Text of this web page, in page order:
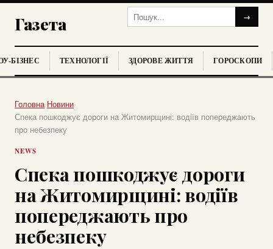
Газета →
БІЗНЕС ТЕХНОЛОГІЇ ЗДОРОВЕ ЖИТТЯ ГОРОСКОПИ
Головна›Новини›
Спека пошкоджує дороги на Житомирщині: водіїв попереджають
про небезпеку
NEWS
Спека пошкоджує дороги
на Житомирщині: водіїв
попереджають про
небезпеку